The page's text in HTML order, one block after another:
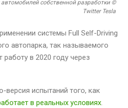
собственной разработки ©
Twitter Tesla
системы Full Self-Driving
автопарка, так называемого
работу в 2020 году через
версия испытаний того, как
в реальных условиях.